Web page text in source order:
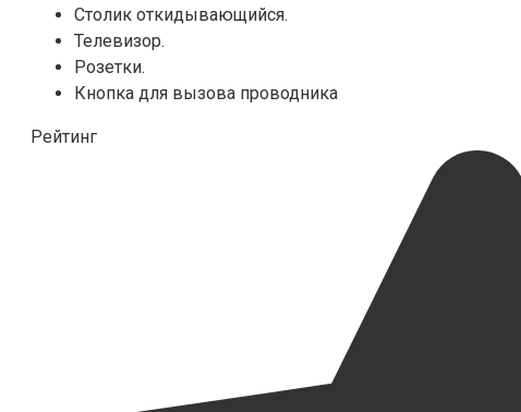
Столик откидывающийся.
Телевизор.
Розетки.
Кнопка для вызова проводника
Рейтинг